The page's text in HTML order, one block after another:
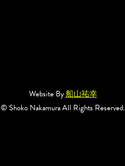
Website By船山祐幸
© Shoko Nakamura All Rights Reserved.